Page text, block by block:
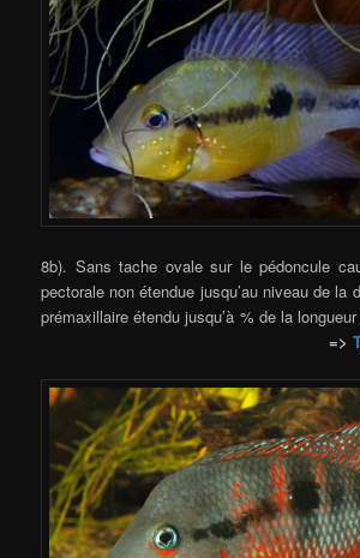
8b). Sans tache ovale sur le pédoncule
pectorale non étendue jusqu’au niveau de la
prémaxillaire étendu jusqu’à % de la
=>